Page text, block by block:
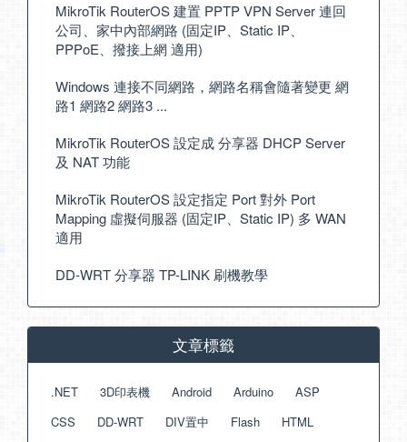
MikroTik RouterOS 建置 PPTP VPN Server 連回
公司、家中內部網路 (固定IP、Static IP、
PPPoE、撥接上網 適用)
Windows 連接不同網路，網路名稱會隨著變更 網
路1 網路2 網路3 ...
MikroTik RouterOS 設定成 分享器 DHCP Server
及 NAT 功能
MikroTik RouterOS 設定指定 Port 對外 Port
Mapping 虛擬伺服器 (固定IP、Static IP) 多 WAN
適用
DD-WRT 分享器 TP-LINK 刷機教學
文章標籤
.NET 3D印表機 Android Arduino
ASP
CSS
DD-WRT DIV置中 Flash
HTML